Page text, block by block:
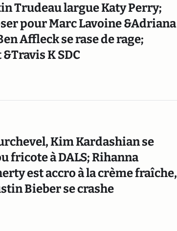
Trudeau largue Katy Perry;
pour Marc Lavoine &Adriana
Affleck se rase de rage;
K SDC
Kim Kardashian se
fricote à DALS; Rihanna
est accro à la crème fraîche,
Bieber se crashe